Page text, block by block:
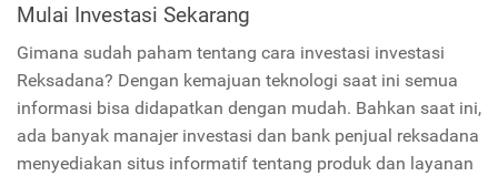
Mulai Investasi Sekarang
Gimana sudah paham tentang cara investasi investasi
Reksadana? Dengan kemajuan teknologi saat ini semua
informasi bisa didapatkan dengan mudah. Bahkan saat ini,
ada banyak manajer investasi dan bank penjual reksadana
menyediakan situs informatif tentang produk dan layanan